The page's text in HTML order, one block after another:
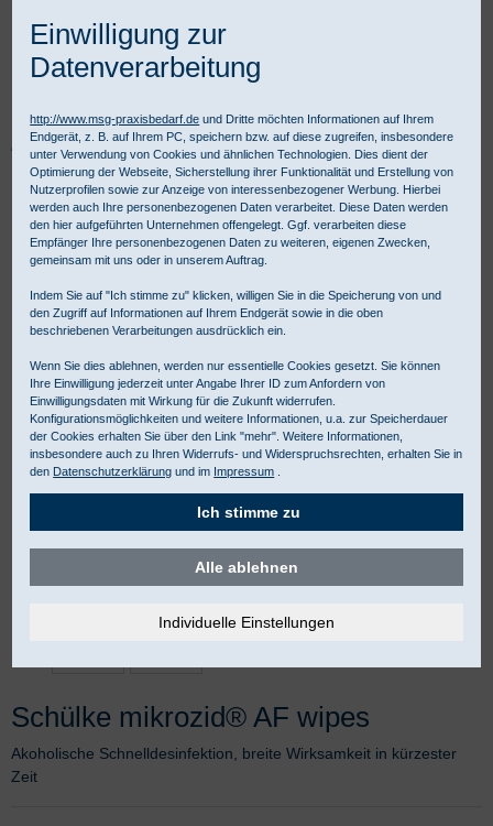
Praxisbedarf Shop Hygiene Desinfektion
Flächendesinfektion
Gebrauchsfertige Schnelldesinfektion
Schülke mikrozid® AF wipes
Schülke mikrozid® AF wipes
Akoholische Schnelldesinfektion, breite Wirksamkeit in kürzester
Zeit
Einwilligung zur
Datenverarbeitung
http://www.msg-praxisbedarf.de und Dritte möchten Informationen auf Ihrem
Endgerät, z. B. auf Ihrem PC, speichern bzw. auf diese zugreifen, insbesondere
unter Verwendung von Cookies und ähnlichen Technologien. Dies dient der
Optimierung der Webseite, Sicherstellung ihrer Funktionalität und Erstellung von
Nutzerprofilen sowie zur Anzeige von interessenbezogener Werbung. Hierbei
werden auch Ihre personenbezogenen Daten verarbeitet. Diese Daten werden
den hier aufgeführten Unternehmen offengelegt. Ggf. verarbeiten diese
Empfänger Ihre personenbezogenen Daten zu weiteren, eigenen Zwecken,
gemeinsam mit uns oder in unserem Auftrag.
Indem Sie auf "Ich stimme zu" klicken, willigen Sie in die Speicherung von und
den Zugriff auf Informationen auf Ihrem Endgerät sowie in die oben
beschriebenen Verarbeitungen ausdrücklich ein.
Wenn Sie dies ablehnen, werden nur essentielle Cookies gesetzt. Sie können
Ihre Einwilligung jederzeit unter Angabe Ihrer ID zum Anfordern von
Einwilligungsdaten mit Wirkung für die Zukunft widerrufen.
Konfigurationsmöglichkeiten und weitere Informationen, u.a. zur Speicherdauer
der Cookies erhalten Sie über den Link "mehr". Weitere Informationen,
insbesondere auch zu Ihren Widerrufs- und Widerspruchsrechten, erhalten Sie in
den Datenschutzerklärung und im Impressum
Ich stimme zu
Alle ablehnen